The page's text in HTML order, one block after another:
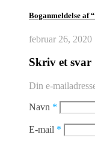
Boganmeldelse af
februar 26, 2020
Skriv et svar
Din e-
Navn *
E-mail *